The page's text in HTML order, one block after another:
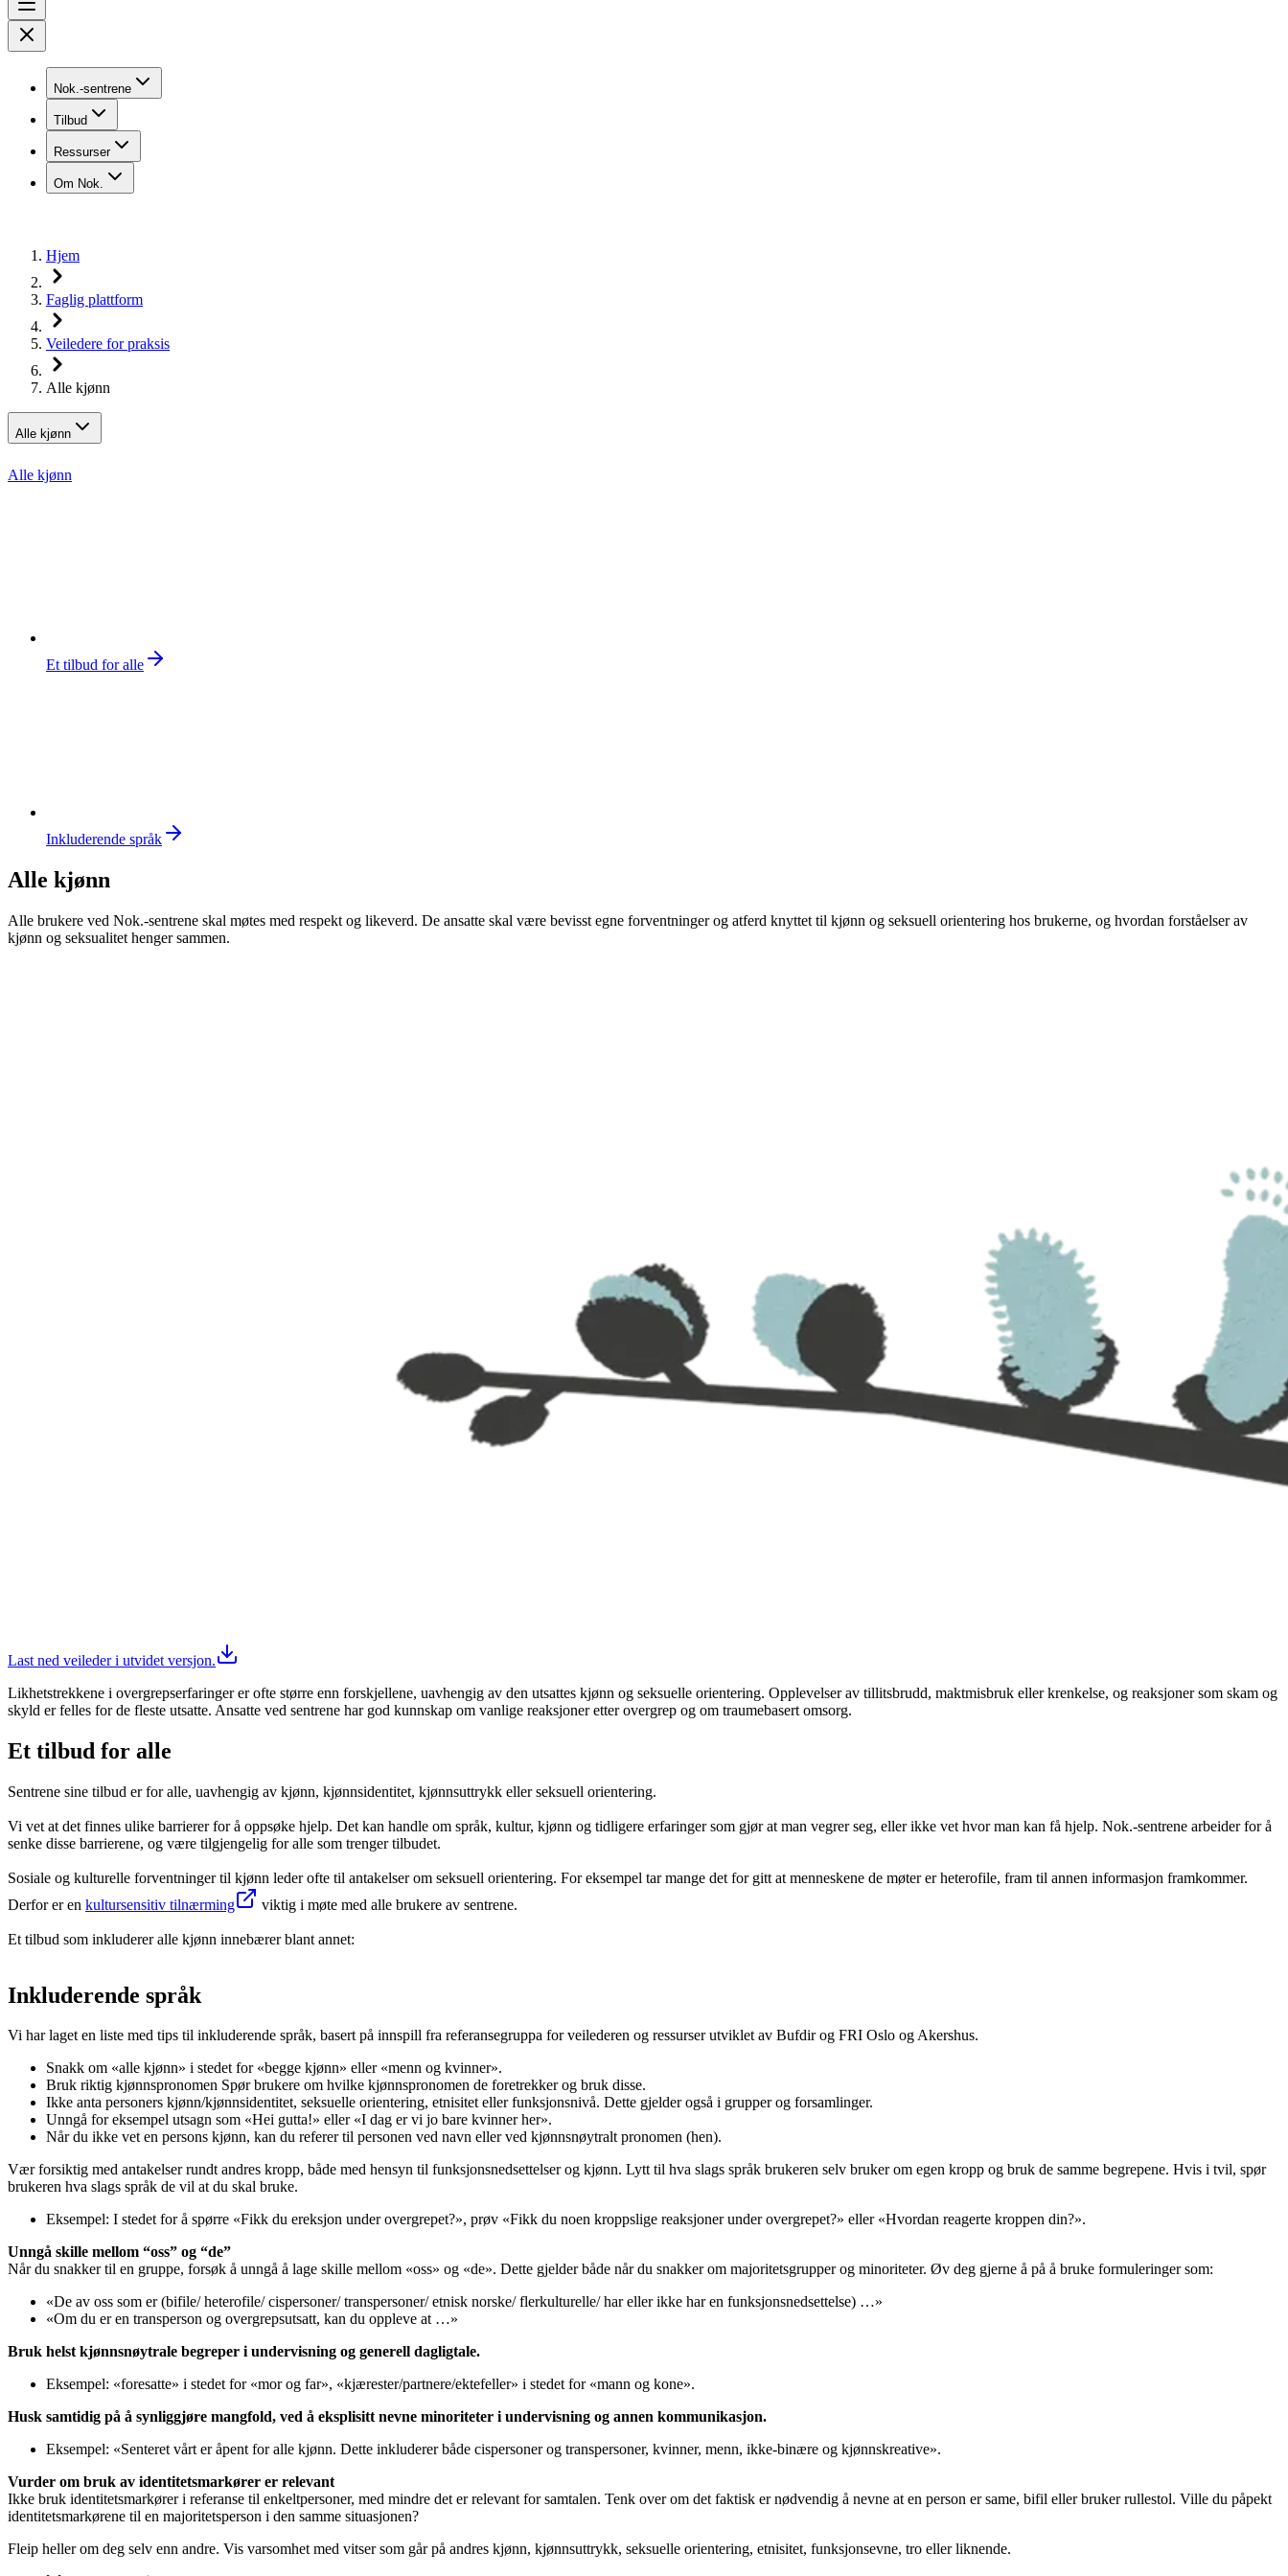
Nok.-sentrene
Tilbud
Ressurser
Om Nok.
Hjem
Faglig plattform
Veiledere for praksis
Alle kjønn
Alle kjønn
Alle kjønn
Et tilbud for alle
Inkluderende språk
Alle kjønn
Alle brukere ved Nok.-sentrene skal møtes med respekt og likeverd. De ansatte skal være bevisst egne forventninger og atferd knyttet til kjønn og seksuell orientering hos brukerne, og hvordan forståelser av
kjønn og seksualitet henger sammen.
Last ned veileder i utvidet versjon.
Likhetstrekkene i overgrepserfaringer er ofte større enn forskjellene, uavhengig av den utsattes kjønn og seksuelle orientering. Opplevelser av tillitsbrudd, maktmisbruk eller krenkelse, og reaksjoner som skam og
skyld er felles for de fleste utsatte. Ansatte ved sentrene har god kunnskap om vanlige reaksjoner etter overgrep og om traumebasert omsorg.
Et tilbud for alle
Sentrene sine tilbud er for alle, uavhengig av kjønn, kjønnsidentitet, kjønnsuttrykk eller seksuell orientering.
Vi vet at det finnes ulike barrierer for å oppsøke hjelp. Det kan handle om språk, kultur, kjønn og tidligere erfaringer som gjør at man vegrer seg, eller ikke vet hvor man kan få hjelp. Nok.-sentrene arbeider for å
senke disse barrierene, og være tilgjengelig for alle som trenger tilbudet.
Sosiale og kulturelle forventninger til kjønn leder ofte til antakelser om seksuell orientering. For eksempel tar mange det for gitt at menneskene de møter er heterofile, fram til annen informasjon framkommer.
Derfor er en kultursensitiv tilnærming viktig i møte med alle brukere av sentrene.
Et tilbud som inkluderer alle kjønn innebærer blant annet:
Inkluderende språk
Vi har laget en liste med tips til inkluderende språk, basert på innspill fra referansegruppa for veilederen og ressurser utviklet av Bufdir og FRI Oslo og Akershus.
Snakk om «alle kjønn» i stedet for «begge kjønn» eller «menn og kvinner».
Bruk riktig kjønnspronomen Spør brukere om hvilke kjønnspronomen de foretrekker og bruk disse.
Ikke anta personers kjønn/kjønnsidentitet, seksuelle orientering, etnisitet eller funksjonsnivå. Dette gjelder også i grupper og forsamlinger.
Unngå for eksempel utsagn som «Hei gutta!» eller «I dag er vi jo bare kvinner her».
Når du ikke vet en persons kjønn, kan du referer til personen ved navn eller ved kjønnsnøytralt pronomen (hen).
Vær forsiktig med antakelser rundt andres kropp, både med hensyn til funksjonsnedsettelser og kjønn. Lytt til hva slags språk brukeren selv bruker om egen kropp og bruk de samme begrepene. Hvis i tvil, spør
brukeren hva slags språk de vil at du skal bruke.
Eksempel: I stedet for å spørre «Fikk du ereksjon under overgrepet?», prøv «Fikk du noen kroppslige reaksjoner under overgrepet?» eller «Hvordan reagerte kroppen din?».
Unngå skille mellom “oss” og “de”
Når du snakker til en gruppe, forsøk å unngå å lage skille mellom «oss» og «de». Dette gjelder både når du snakker om majoritetsgrupper og minoriteter. Øv deg gjerne å på å bruke formuleringer som:
«De av oss som er (bifile/ heterofile/ cispersoner/ transpersoner/ etnisk norske/ flerkulturelle/ har eller ikke har en funksjonsnedsettelse) …»
«Om du er en transperson og overgrepsutsatt, kan du oppleve at …»
Bruk helst kjønnsnøytrale begreper i undervisning og generell dagligtale.
Eksempel: «foresatte» i stedet for «mor og far», «kjærester/partnere/ektefeller» i stedet for «mann og kone».
Husk samtidig på å synliggjøre mangfold, ved å eksplisitt nevne minoriteter i undervisning og annen kommunikasjon.
Eksempel: «Senteret vårt er åpent for alle kjønn. Dette inkluderer både cispersoner og transpersoner, kvinner, menn, ikke-binære og kjønnskreative».
Vurder om bruk av identitetsmarkører er relevant
Ikke bruk identitetsmarkører i referanse til enkeltpersoner, med mindre det er relevant for samtalen. Tenk over om det faktisk er nødvendig å nevne at en person er same, bifil eller bruker rullestol. Ville du påpekt
identitetsmarkørene til en majoritetsperson i den samme situasjonen?
Fleip heller om deg selv enn andre. Vis varsomhet med vitser som går på andres kjønn, kjønnsuttrykk, seksuelle orientering, etnisitet, funksjonsevne, tro eller liknende.